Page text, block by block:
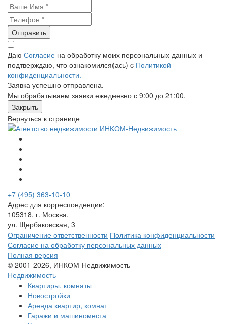
Отправить
Даю Согласие на обработку моих персональных данных и
подтверждаю, что ознакомился(ась) c Политикой
конфиденциальности.
Заявка успешно отправлена.
Мы обрабатываем заявки ежедневно с 9:00 до 21:00.
Закрыть
Вернуться к странице
+7 (495) 363-10-10
Адрес для корреспонденции:
105318, г. Москва,
ул. Щербаковская, 3
Ограничение ответственности Политика конфиденциальности
Согласие на обработку персональных данных
Полная версия
© 2001-2026, ИНКОМ-Недвижимость
Недвижимость
Квартиры, комнаты
Новостройки
Аренда квартир, комнат
Гаражи и машиноместа